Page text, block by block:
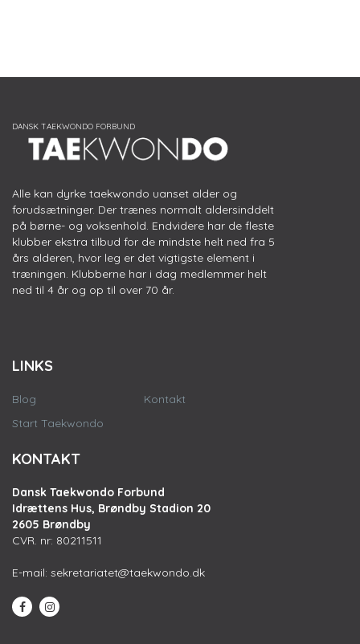
Alle kan dyrke taekwondo uanset alder og
forudsætninger. Der trænes normalt aldersinddelt
på børne- og voksenhold. Endvidere har de fleste
klubber ekstra tilbud for de mindste helt ned fra 5
års alderen, hvor leg er det vigtigste element i
træningen. Klubberne har i dag medlemmer helt
ned til 4 år og op til over 70 år.
LINKS
Blog
Start Taekwondo
Kontakt
KONTAKT
Dansk Taekwondo Forbund
Idrættens Hus, Brøndby Stadion 20
2605 Brøndby
CVR. nr: 80211511
E-mail: sekretariatet@taekwondo.dk